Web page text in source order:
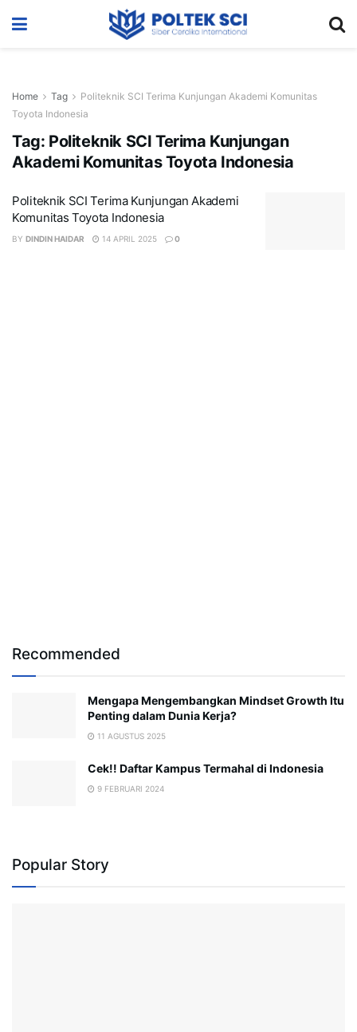
Home Tag
Politeknik SCI Terima Kunjungan Akademi Komunitas
Toyota Indonesia
Tag: Politeknik SCI Terima Kunjungan
Akademi Komunitas Toyota Indonesia
Politeknik SCI Terima Kunjungan Akademi
Komunitas Toyota Indonesia
BY DINDIN HAIDAR 14 APRIL 2025 0
Recommended
Mengapa Mengembangkan Mindset Growth Itu
Penting dalam Dunia Kerja?
11 AGUSTUS 2025
Cek!! Daftar Kampus Termahal di Indonesia
9 FEBRUARI 2024
Popular Story